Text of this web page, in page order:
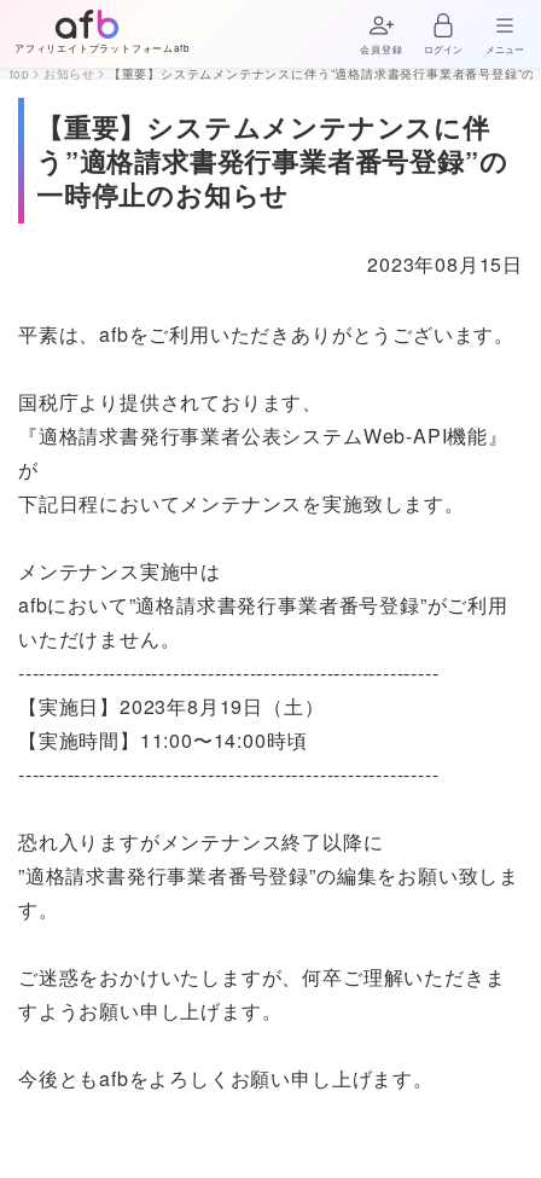
アフィリエイトプラットフォームafb 会員登録 ログイン メニュー
top お知らせ 【重要】システムメンテナンスに伴う”適格請求書発行事業者番号登録”
【重要】システムメンテナンスに伴
う”適格請求書発行事業者番号登録”の
一時停止のお知らせ
2023年08月15日
平素は、afbをご利用いただきありがとうございます。
国税庁より提供されております、
『適格請求書発行事業者公表システムWeb-API機能』
が
下記日程においてメンテナンスを実施致します。
メンテナンス実施中は
afbにおいて”適格請求書発行事業者番号登録”がご利用
いただけません。
------------------------------------------------------------
【実施日】2023年8月19日（土）
【実施時間】11:00〜14:00時頃
------------------------------------------------------------
恐れ入りますがメンテナンス終了以降に
”適格請求書発行事業者番号登録”の編集をお願い致しま
す。
ご迷惑をおかけいたしますが、何卒ご理解いただきま
すようお願い申し上げます。
今後ともafbをよろしくお願い申し上げます。